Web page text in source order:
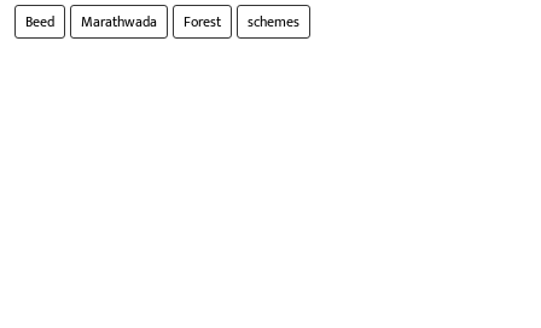
Beed Marathwada Forest schemes